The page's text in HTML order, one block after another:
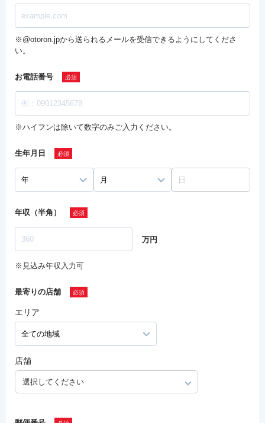
※@otoron.jpから送られるメールを受信できるようにしてくださ
い。
お電話番号
※ハイフンは除いて数字のみご入力ください。
生年月日
年収（半角）
万円
※見込み年収入力可
最寄りの店舗
エリア
店舗
選択してください